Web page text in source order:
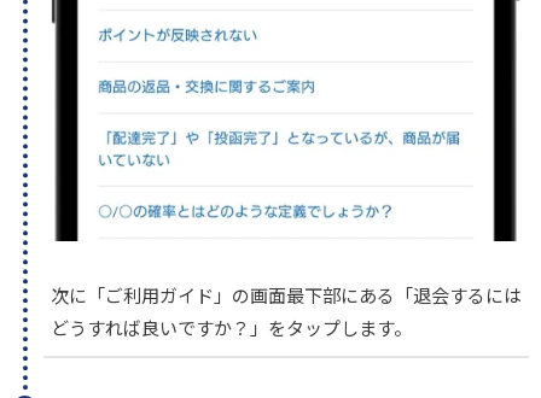
次に「ご利用ガイド」の画面最下部にある「退会するには
どうすれば良いですか？」をタップします。